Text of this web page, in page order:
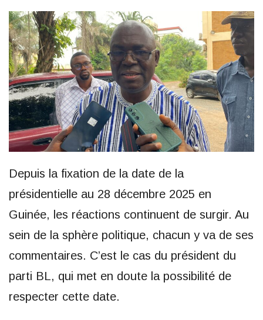
Depuis la fixation de la date de la
présidentielle au 28 décembre 2025 en
Guinée, les réactions continuent de surgir. Au
sein de la sphère politique, chacun y va de ses
commentaires. C’est le cas du président du
parti BL, qui met en doute la possibilité de
respecter cette date.